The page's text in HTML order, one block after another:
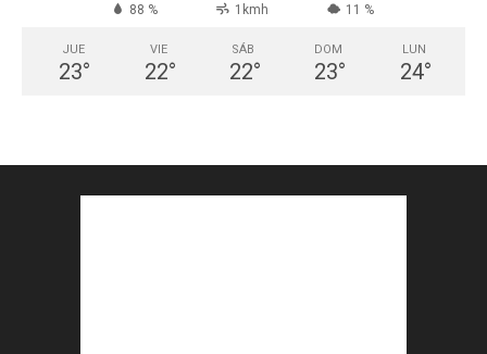
88 % 1kmh 11 %
JUE
23°
VIE
22°
SÁB
22°
DOM
23°
LUN
24°